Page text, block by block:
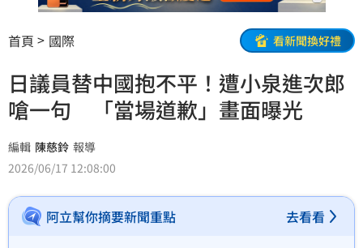
首頁 國際 看新聞換好禮
日議員替中國抱不平！遭小泉進次郎
嗆一句 「當場道歉」畫面曝光
編輯 陳慈鈴 報導
2026/06/17 12:08:00
阿立幫你摘要新聞重點 去看看